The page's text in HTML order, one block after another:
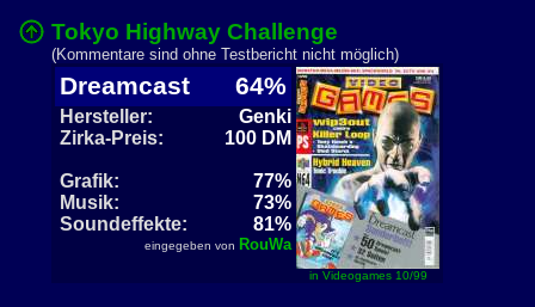
Tokyo Highway Challenge
(Kommentare sind ohne Testbericht nicht möglich)
Dreamcast 64%
Hersteller:
Genki
Zirka-Preis:
100 DM
Grafik:
77%
Musik:
73%
Soundeffekte:
81%
eingegeben von RouWa
in Videogames 10/99